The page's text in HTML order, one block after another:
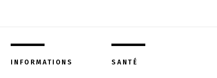
INFORMATIONS SANTÉ